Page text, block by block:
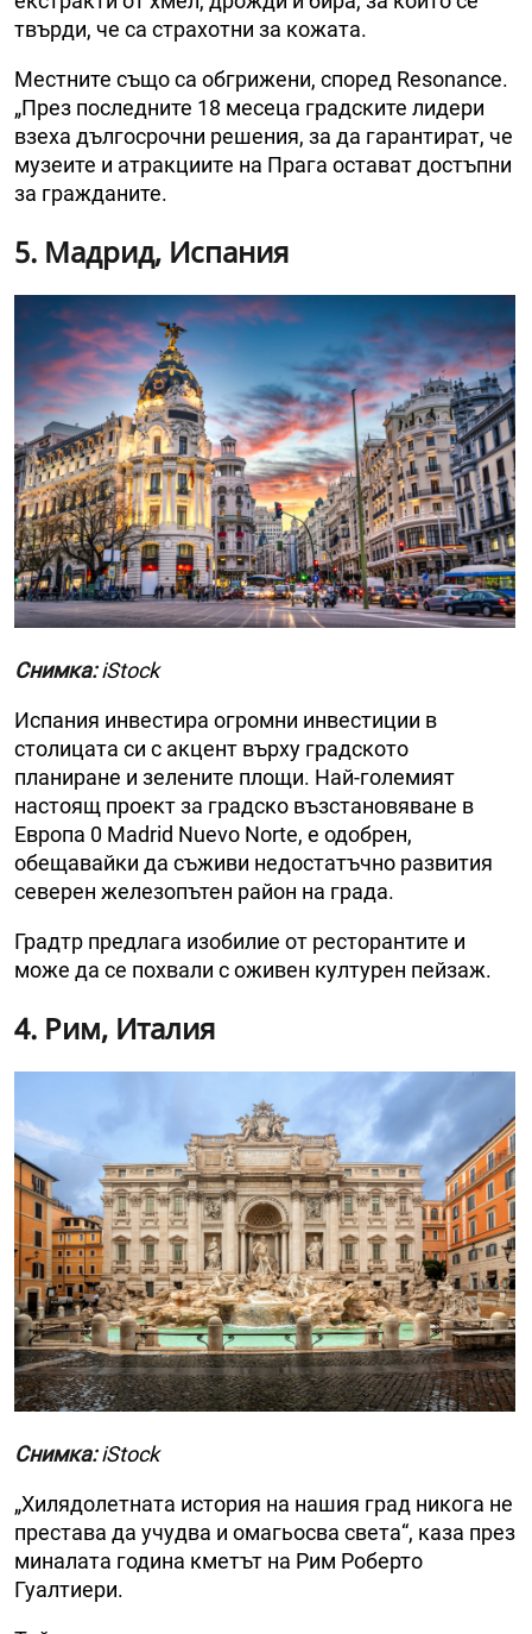
твърди, че са страхотни за кожата.
Местните също са обгрижени, според Resonance.
„През последните 18 месеца градските лидери
взеха дългосрочни решения, за да гарантират, че
музеите и атракциите на Прага остават достъпни
за гражданите.
5. Мадрид, Испания
Снимка:iStock
Испания инвестира огромни инвестиции в
столицата си с акцент върху градското
планиране и зелените площи. Най-големият
настоящ проект за градско възстановяване в
Европа 0 Madrid Nuevo Norte, е одобрен,
обещавайки да съживи недостатъчно развития
северен железопътен район на града.
Градтр предлага изобилие от ресторантите и
може да се похвали с оживен културен пейзаж.
4. Рим, Италия
Снимка:iStock
„Хилядолетната история на нашия град никога не
престава да учудва и омагьосва света“, каза през
миналата година кметът на Рим Роберто
Гуалтиери.